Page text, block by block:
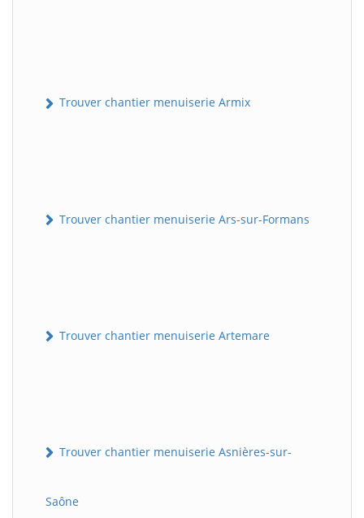
Trouver chantier menuiserie Armix
Trouver chantier menuiserie Ars-sur-Formans
Trouver chantier menuiserie Artemare
Trouver chantier menuiserie Asnières-sur-
Saône